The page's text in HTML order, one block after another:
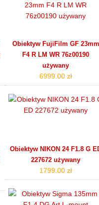
Obiektyw FujiFilm GF 23mm
F4 R LM WR 76z00190
używany
6999.00 zł
Obiektyw NIKON 24 F1.8 G
227672 używany
1799.00 zł